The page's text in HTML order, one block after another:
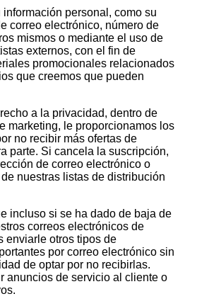
personal, como su
correo electrónico, número de
mismos o mediante el uso de
externos, con el fin de
promocionales relacionados
que creemos que pueden
a la privacidad, dentro de
marketing, le proporcionamos los
no recibir más ofertas de
parte. Si cancela la suscripción,
de correo electrónico o
nuestras listas de distribución
incluso si se ha dado de baja de
correos electrónicos de
enviarle otros tipos de
por correo electrónico sin
de optar por no recibirlas.
anuncios de servicio al cliente o